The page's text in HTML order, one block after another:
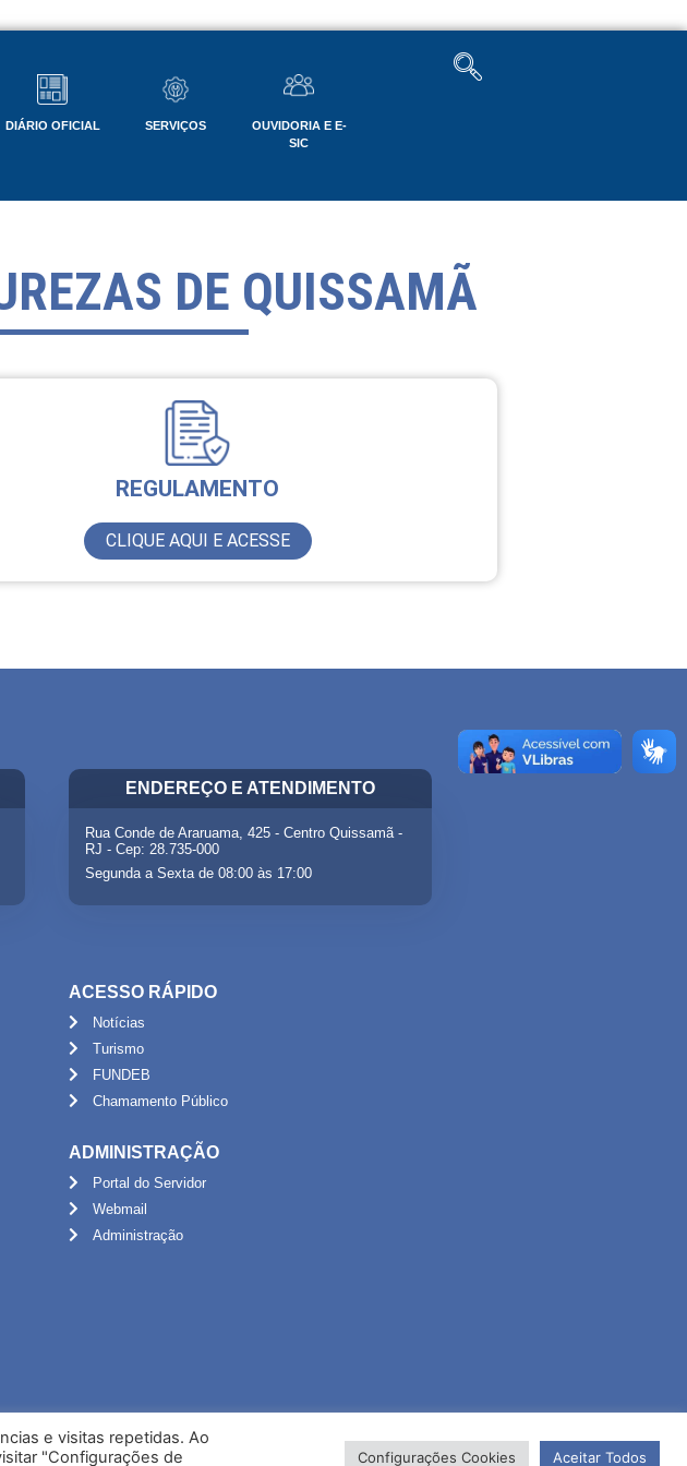
DIÁRIO OFICIAL SERVIÇOS
OUVIDORIA E E-
SIC
DE QUISSAMÃ
REGULAMENTO
CLIQUE AQUI E ACESSE
ENDEREÇO E ATENDIMENTO
Rua Conde de Araruama, 425 - Centro Quissamã -
RJ - Cep: 28.735-000
Segunda a Sexta de 08:00 às 17:00
ACESSO RÁPIDO
Notícias
Turismo
FUNDEB
Chamamento Público
ADMINISTRAÇÃO
Portal do Servidor
Webmail
Administração
e visitas repetidas. Ao
"Configurações de
Configurações Cookies Aceitar Todos